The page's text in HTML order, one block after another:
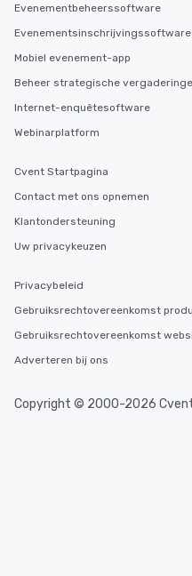
Evenementbeheerssoftware
Evenementsinschrijvingssoftware
Mobiel evenement-app
Beheer strategische
Internet-enquêtesoftware
Webinarplatform
Cvent Startpagina
Contact met ons opnemen
Klantondersteuning
Uw privacykeuzen
Privacybeleid
Gebruiksrechtovereenkomst
Gebruiksrechtovereenkomst
Adverteren bij ons
Copyright © 2000-2026